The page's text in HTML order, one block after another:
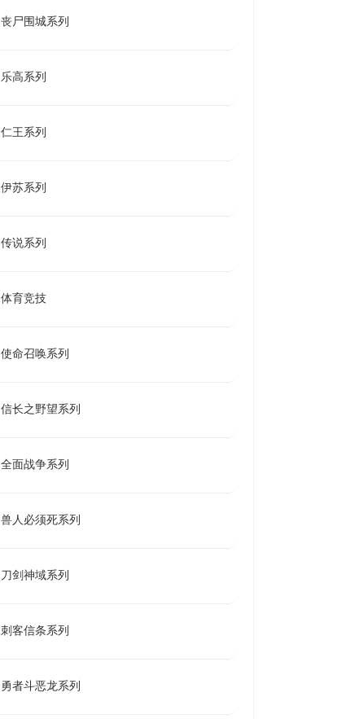
丧尸围城系列
乐高系列
仁王系列
伊苏系列
传说系列
体育竞技
使命召唤系列
信长之野望系列
全面战争系列
兽人必须死系列
刀剑神域系列
刺客信条系列
勇者斗恶龙系列